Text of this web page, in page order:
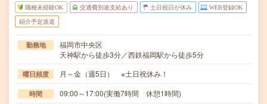
職種未経験OK 交通費別途支給あり 土日祝日が休み WEB登録OK
紹介予定派遣
勤務地
福岡市中央区
天神駅から徒歩3分／西鉄福岡駅から徒歩5分
曜日頻度 月～金（週5日） ※土日祝休み！
時間 09:00～17:00(実働7時間 休憩1時間)